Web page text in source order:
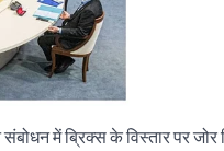
में ब्रिक्स के विस्तार पर